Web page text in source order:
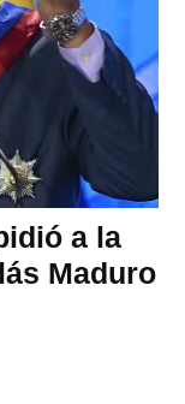
a la
Maduro